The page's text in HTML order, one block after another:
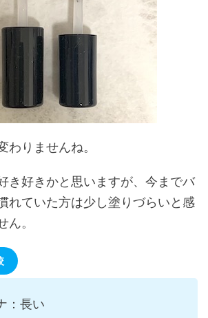
わりませんね。
き好きかと思いますが、今までバ
れていた方は少し塗りづらいと感
ん。
：長い